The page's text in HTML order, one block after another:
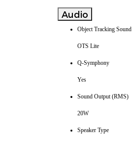
Audio
Object Tracking Sound
OTS Lite
Q-Symphony
Yes
Sound Output (RMS)
20W
Speaker Type